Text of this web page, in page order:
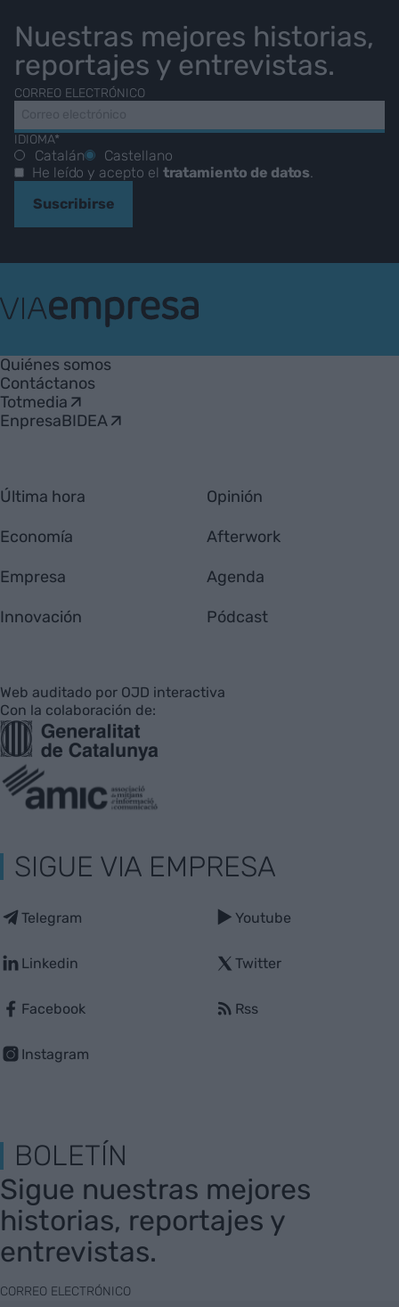
Nuestras mejores historias,
reportajes y entrevistas.
CORREO ELECTRÓNICO
IDIOMA*
Catalán
Castellano
He leído y acepto el tratamiento de datos
Suscribirse
Empresa
Quiénes somos
Contáctanos
Totmedia
EnpresaBIDEA
Última hora
Economía
Empresa
Innovación
Opinión
Afterwork
Agenda
Pódcast
Web auditado por OJD interactiva
Con la colaboración de:
SIGUE VIA EMPRESA
Telegram
Linkedin
Facebook
Instagram
Youtube
Twitter
Rss
BOLETÍN
Sigue nuestras mejores
historias, reportajes y
entrevistas.
CORREO ELECTRÓNICO